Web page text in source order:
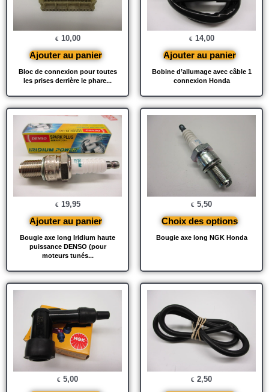
Bloc de connexion pour toutes
les prises derrière le phare...
€ 10,00
Ajouter au panier
Bobine d’allumage avec câble 1
connexion Honda
€ 14,00
Ajouter au panier
Bougie axe long Iridium haute
puissance DENSO (pour
moteurs tunés...
€ 19,95
Ajouter au panier
Bougie axe long NGK Honda
€ 5,50
Choix des options
€ 5,00 € 2,50